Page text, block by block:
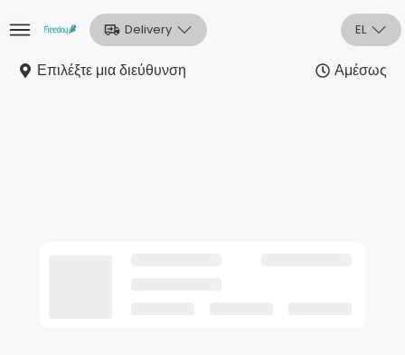
Αρχική
Delivery EL
Επιλέξτε μια διεύθυνση Αμέσως